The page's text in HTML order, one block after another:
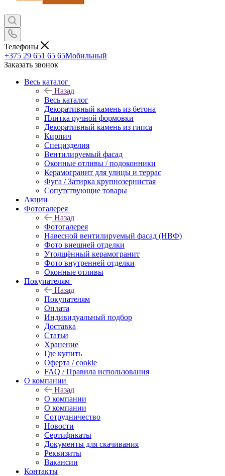
Телефоны
+375 29 651 65 65Мобильный
Заказать звонок
Весь каталог
Назад
Весь каталог
Декоративный камень из бетона
Плитка ручной формовки
Декоративный камень из гипса
Кирпич
Специзделия
Вентилируемый фасад
Оконные отливы / подоконники
Керамогранит для улицы и террас
Фуга / Затирка крупнозернистая
Сопутствующие товары
Акции
Фотогалерея
Назад
Фотогалерея
Навесной вентилируемый фасад (НВФ)
Фото внешней отделки
Утолщённый керамогранит
Фото внутренней отделки
Оконные отливы
Покупателям
Назад
Покупателям
Оплата
Индивидуальный подбор
Доставка
Статьи
Хранение
Где купить
Оферта / cookie
FAQ / Правила использования
О компании
Назад
О компании
О компании
Сотрудничество
Новости
Сертификаты
Документы для скачивания
Реквизиты
Вакансии
Контакты